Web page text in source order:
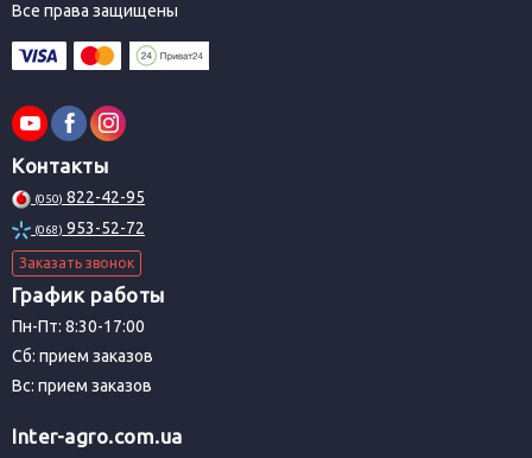
Все права защищены
Контакты
(050) 822-42-95
(068) 953-52-72
Заказать звонок
График работы
Пн-Пт: 8:30-17:00
Сб: прием заказов
Вс: прием заказов
Inter-agro.com.ua